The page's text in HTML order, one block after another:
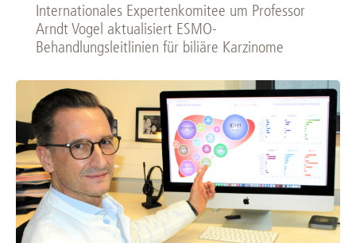
Internationales Expertenkomitee um Professor
Arndt Vogel aktualisiert ESMO-
Behandlungsleitlinien für biliäre Karzinome